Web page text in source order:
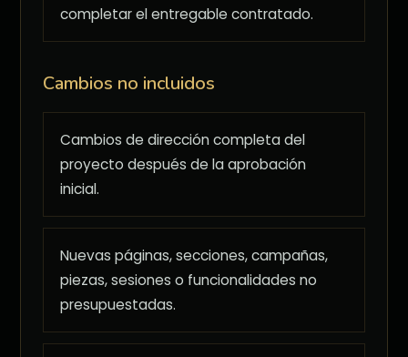
completar el entregable contratado.
Cambios no incluidos
Cambios de dirección completa del
proyecto después de la aprobación
inicial.
Nuevas páginas, secciones, campañas,
piezas, sesiones o funcionalidades no
presupuestadas.